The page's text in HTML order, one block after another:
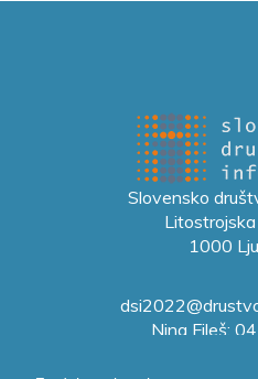
Slovensko
1000
Nina Fileš: